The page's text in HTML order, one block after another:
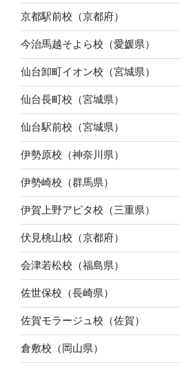
京都駅前校（京都府）
今治馬越そよら校（愛媛県）
仙台卸町イオン校（宮城県）
仙台長町校（宮城県）
仙台駅前校（宮城県）
伊勢原校（神奈川県）
伊勢崎校（群馬県）
伊賀上野アピタ校（三重県）
伏見桃山校（京都府）
会津若松校（福島県）
佐世保校（長崎県）
佐賀モラージュ校（佐賀）
倉敷校（岡山県）